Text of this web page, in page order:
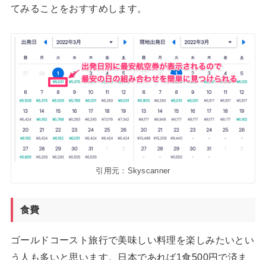
てみることをおすすめします。
引用元：Skyscanner
食費
ゴールドコースト旅行で美味しい料理を楽しみたいとい
う人も多いと思います。日本であれば1食500円で済ま